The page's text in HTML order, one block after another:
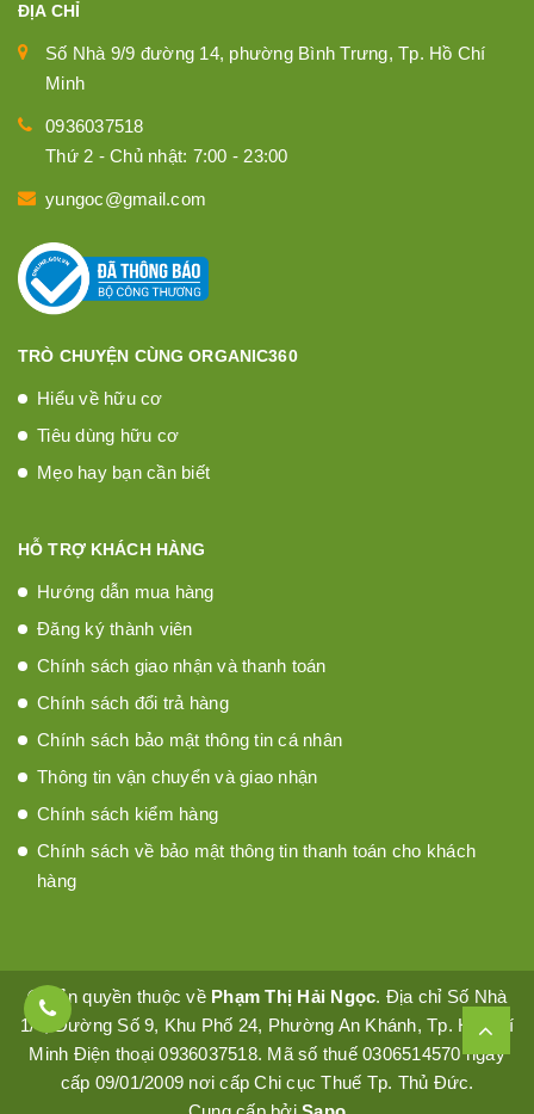
ĐỊA CHỈ
Số Nhà 9/9 đường 14, phường Bình Trưng, Tp. Hồ Chí
Minh
0936037518
Thứ 2 - Chủ nhật: 7:00 - 23:00
yungoc@gmail.com
TRÒ CHUYỆN CÙNG ORGANIC360
Hiểu về hữu cơ
Tiêu dùng hữu cơ
Mẹo hay bạn cần biết
HỖ TRỢ KHÁCH HÀNG
Hướng dẫn mua hàng
Đăng ký thành viên
Chính sách giao nhận và thanh toán
Chính sách đổi trả hàng
Chính sách bảo mật thông tin cá nhân
Thông tin vận chuyển và giao nhận
Chính sách kiểm hàng
Chính sách về bảo mật thông tin thanh toán cho khách
hàng
© Bản quyền thuộc về Phạm Thị Hải Ngọc. Địa chỉ Số Nhà
1/4, Đường Số 9, Khu Phố 24, Phường An Khánh, Tp. Hồ Chí
Minh Điện thoại 0936037518. Mã số thuế 0306514570 ngày
cấp 09/01/2009 nơi cấp Chi cục Thuế Tp. Thủ Đức.